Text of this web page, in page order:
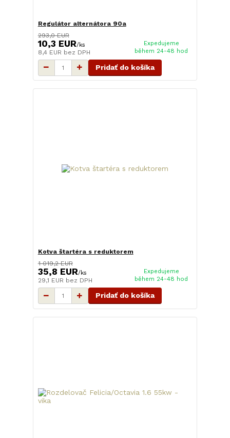
Regulátor alternátora 90a
293,0 EUR
10,3 EUR/ks
8,4 EUR bez DPH
Expedujeme
během 24-48 hod
Pridať do košíka
Kotva štartéra s reduktorem
1 019,2 EUR
35,8 EUR/ks
29,1 EUR bez DPH
Expedujeme
během 24-48 hod
Pridať do košíka